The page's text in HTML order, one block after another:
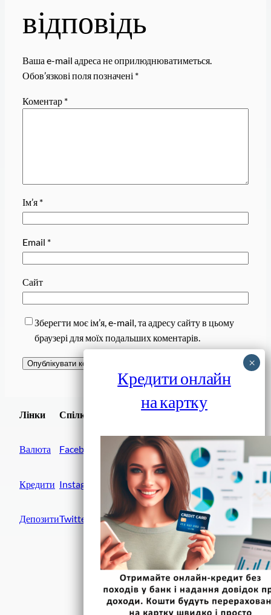
відповідь
Ваша e-mail адреса не оприлюднюватиметься.
Обов’язкові поля позначені *
Коментар *
Ім’я *
Email *
Сайт
Зберегти моє ім’я, e-mail, та адресу сайту в цьому
браузері для моїх подальших коментарів.
Лінки
Валюта
Кредити
Депозити
Спілки
Facebook
Instagram
Twitter
Завантажити
Фінанси IN UA
вулиця Хрещатик, 14
Київ, 01001
Україна
Кредити онлайн
на картку